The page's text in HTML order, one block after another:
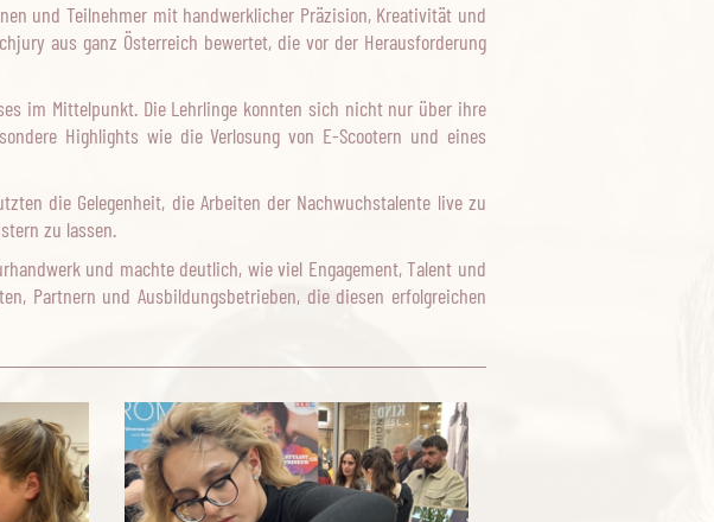
und Teilnehmer mit handwerklicher Präzision, Kreativität und
aus ganz Österreich bewertet, die vor der Herausforderung
im Mittelpunkt. Die Lehrlinge konnten sich nicht nur über ihre
Highlights wie die Verlosung von E-Scootern und eines
die Gelegenheit, die Arbeiten der Nachwuchstalente live zu
zu lassen.
und machte deutlich, wie viel Engagement, Talent und
Partnern und Ausbildungsbetrieben, die diesen erfolgreichen